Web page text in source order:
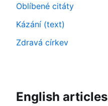
Oblíbené citáty
Kázání (text)
Zdravá církev
English articles